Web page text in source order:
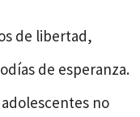
de libertad,
de esperanza.
no